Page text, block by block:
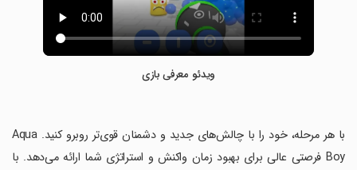
ویدئو معرفی بازی
‏با هر مرحله، خود را با چالش‌های جدید و دشمنان قوی‌تر روبرو کنید. Aqua
Boy فرصتی عالی برای بهبود زمان واکنش و استراتژی شما ارائه می‌دهد. با